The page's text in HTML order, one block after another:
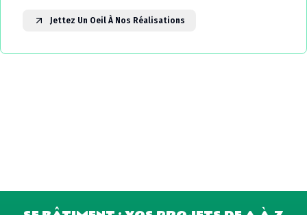
Jettez Un Oeil À Nos Réalisations